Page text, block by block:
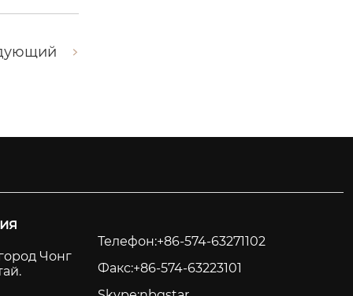
Чонг
Телефон:+86-574-63271102
Факс:+86-574-63223101